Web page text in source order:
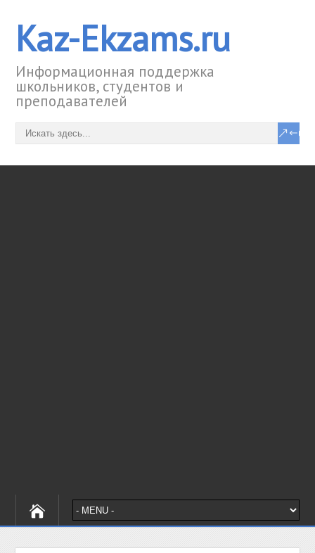
Kaz-Ekzams.ru
Информационная поддержка
школьников, студентов и
преподавателей